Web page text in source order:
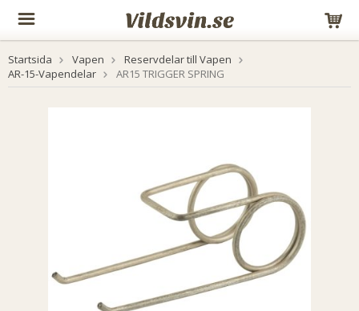
Startsida Vapen
Reservdelar till Vapen
AR-15-Vapendelar
AR15 TRIGGER SPRING